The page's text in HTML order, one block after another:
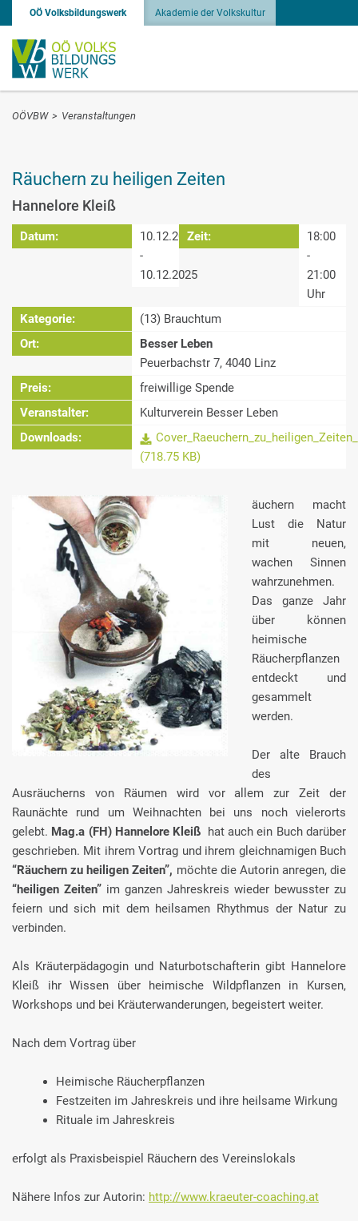
OÖ Volksbildungswerk Akademie der Volkskultur
OÖVBW > Veranstaltungen
Räuchern zu heiligen Zeiten
Hannelore Kleiß
Datum:
10.12.2025
-
10.12.2025
Zeit:
18:00
-
21:00
Uhr
Kategorie:
(13) Brauchtum
Ort:
Besser Leben
Peuerbachstr 7, 4040 Linz
Preis:
freiwillige Spende
Veranstalter:
Kulturverein Besser Leben
Downloads:
(718.75 KB)
äuchern macht
Lust die Natur
mit neuen,
wachen Sinnen
wahrzunehmen.
Das ganze Jahr
über können
heimische
Räucherpflanzen
entdeckt und
gesammelt
werden.
Der alte Brauch
des
Ausräucherns von Räumen wird vor allem zur Zeit der
Raunächte rund um Weihnachten bei uns noch vielerorts
gelebt. Mag.a (FH) Hannelore Kleiß hat auch ein Buch darüber
geschrieben. Mit ihrem Vortrag und ihrem gleichnamigen Buch
“Räuchern zu heiligen Zeiten”, möchte die Autorin anregen, die
“heiligen Zeiten” im ganzen Jahreskreis wieder bewusster zu
feiern und sich mit dem heilsamen Rhythmus der Natur zu
verbinden.
Als Kräuterpädagogin und Naturbotschafterin gibt Hannelore
Kleiß ihr Wissen über heimische Wildpflanzen in Kursen,
Workshops und bei Kräuterwanderungen, begeistert weiter.
Nach dem Vortrag über
Heimische Räucherpflanzen
Festzeiten im Jahreskreis und ihre heilsame Wirkung
Rituale im Jahreskreis
erfolgt als Praxisbeispiel Räuchern des Vereinslokals
Nähere Infos zur Autorin: http://www.kraeuter-coaching.at